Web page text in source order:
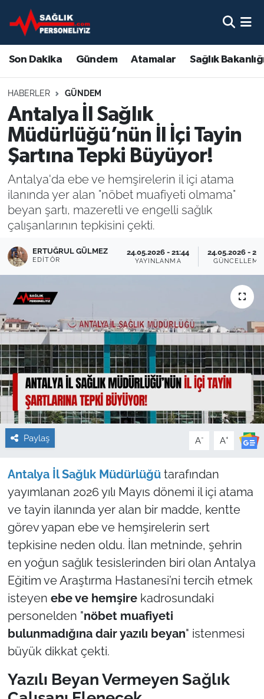
Son Dakika Gündem Atamalar Sağlık
HABERLER GÜNDEM
Antalya İl Sağlık
Müdürlüğü’nün İl İçi Tayin
Şartına Tepki Büyüyor!
Antalya'da ebe ve hemşirelerin il içi atama
ilanında yer alan "nöbet muafiyeti olmama"
beyan şartı, mazeretli ve engelli sağlık
çalışanlarının tepkisini çekti.
ERTUĞRUL GÜLMEZ
EDITÖR
24.05.2026 - 21:44
YAYINLANMA
24.05.2026 -
GÜNCELLEME
Paylaş A- A+
Antalya İl Sağlık Müdürlüğü tarafından
yayımlanan 2026 yılı Mayıs dönemi il içi atama
ve tayin ilanında yer alan bir madde, kentte
görev yapan ebe ve hemşirelerin sert
tepkisine neden oldu. İlan metninde, şehrin
en yoğun sağlık tesislerinden biri olan Antalya
Eğitim ve Araştırma Hastanesi’ni tercih etmek
isteyen ebe ve hemşirekadrosundaki
personelden "nöbet muafiyeti
bulunmadığına dair yazılı beyan" istenmesi
büyük dikkat çekti.
Yazılı Beyan Vermeyen Sağlık
Son Dakika
Gündem
Atamalar
Sağlık Bakanlığı
Mevzuat
Sendika
Sağlık Personeli Alımı
Eğitim
Kamu Alımları
Nöbetçi Eczaneler
Hava Durumu
Namaz Vakitleri
Trafik Durumu
Süper Lig Puan Durumu ve Fikstür
Tüm Manşetler
Son Dakika Haberleri
Haber Arşivi